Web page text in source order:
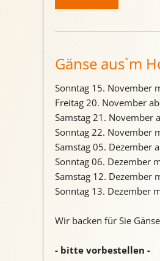
Gänse aus`m
Sonntag 15. November
Freitag 20. November
Samstag 21. November
Sonntag 22. November
Samstag 05. Dezember
Sonntag 06. Dezember
Samstag 12. Dezember
Sonntag 13. Dezember
Wir backen für Sie
- bitte vorbestellen -